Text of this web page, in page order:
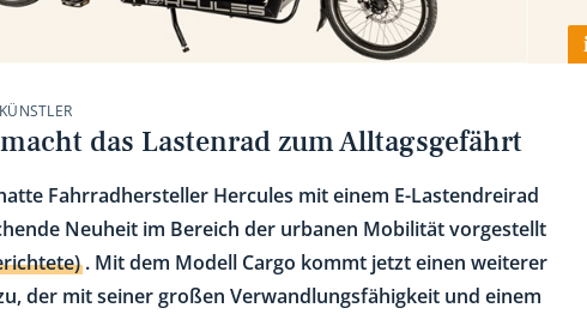
das Lastenrad zum Alltagsgefährt
Fahrradhersteller Hercules mit einem E-Lastendreirad
Neuheit im Bereich der urbanen Mobilität vorgestellt
. Mit dem Modell Cargo kommt jetzt einen weiterer
der mit seiner großen Verwandlungsfähigkeit und einem